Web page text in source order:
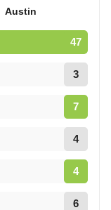
Austin
47
3
7
4
4
6